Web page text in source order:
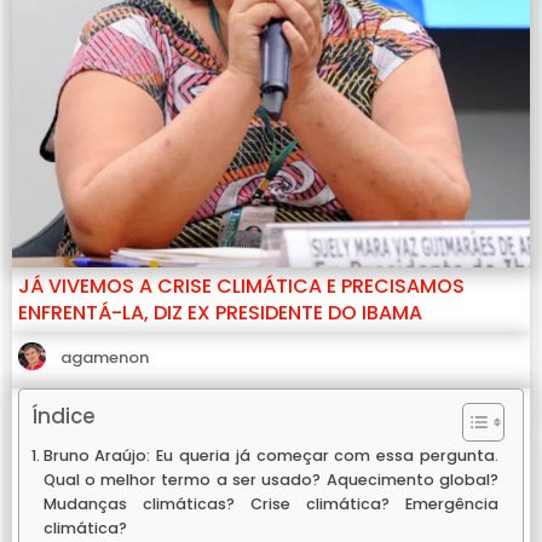
JÁ VIVEMOS A CRISE CLIMÁTICA E PRECISAMOS
ENFRENTÁ-LA, DIZ EX PRESIDENTE DO IBAMA
agamenon
Índice
Bruno Araújo: Eu queria já começar com essa pergunta.
Qual o melhor termo a ser usado? Aquecimento global?
Mudanças climáticas? Crise climática? Emergência
climática?